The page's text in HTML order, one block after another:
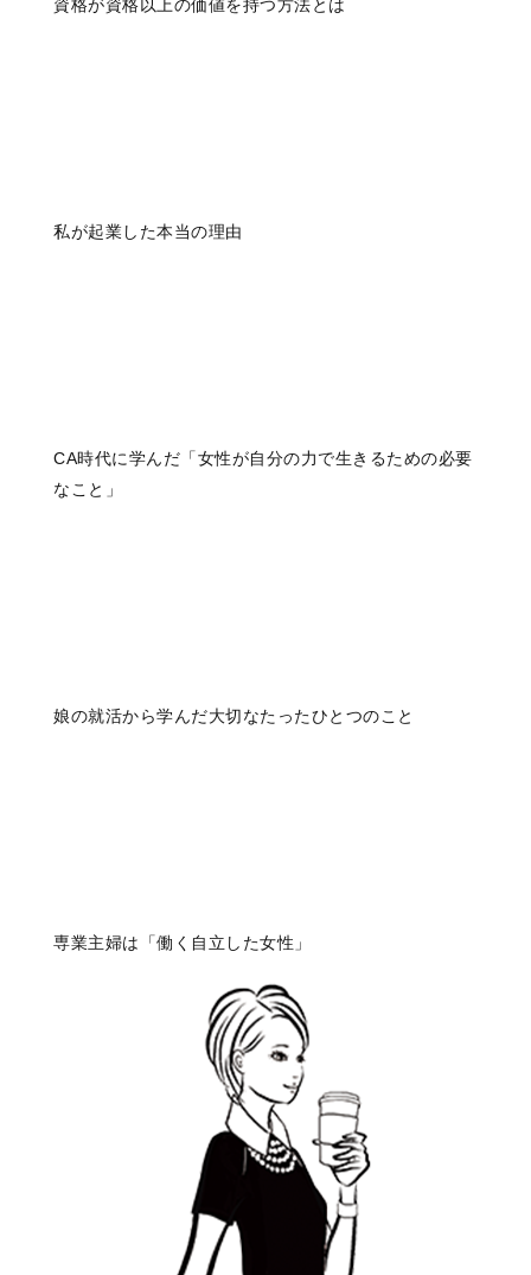
資格が資格以上の価値を持つ方法とは
私が起業した本当の理由
CA時代に学んだ「女性が自分の力で生きるための必要
なこと」
娘の就活から学んだ大切なたったひとつのこと
専業主婦は「働く自立した女性」